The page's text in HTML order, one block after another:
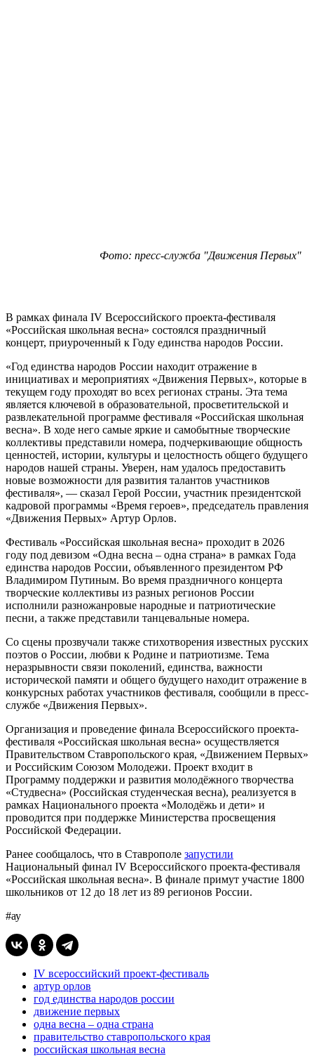
Фото: пресс-служба "Движения Первых"
В рамках финала IV Всероссийского проекта-фестиваля
«Российская школьная весна» состоялся праздничный
концерт, приуроченный к Году единства народов России.
«Год единства народов России находит отражение в
инициативах и мероприятиях «Движения Первых», которые в
текущем году проходят во всех регионах страны. Эта тема
является ключевой в образовательной, просветительской и
развлекательной программе фестиваля «Российская школьная
весна». В ходе него самые яркие и самобытные творческие
коллективы представили номера, подчеркивающие общность
ценностей, истории, культуры и целостность общего будущего
народов нашей страны. Уверен, нам удалось предоставить
новые возможности для развития талантов участников
фестиваля», — сказал Герой России, участник президентской
кадровой программы «Время героев», председатель правления
«Движения Первых» Артур Орлов.
Фестиваль «Российская школьная весна» проходит в 2026
году под девизом «Одна весна – одна страна» в рамках Года
единства народов России, объявленного президентом РФ
Владимиром Путиным. Во время праздничного концерта
творческие коллективы из разных регионов России
исполнили разножанровые народные и патриотические
песни, а также представили танцевальные номера.
Со сцены прозвучали также стихотворения известных русских
поэтов о России, любви к Родине и патриотизме. Тема
неразрывности связи поколений, единства, важности
исторической памяти и общего будущего находит отражение в
конкурсных работах участников фестиваля, сообщили в пресс-
службе «Движения Первых».
Организация и проведение финала Всероссийского проекта-
фестиваля «Российская школьная весна» осуществляется
Правительством Ставропольского края, «Движением Первых»
и Российским Союзом Молодежи. Проект входит в
Программу поддержки и развития молодёжного творчества
«Студвесна» (Российская студенческая весна), реализуется в
рамках Национального проекта «Молодёжь и дети» и
проводится при поддержке Министерства просвещения
Российской Федерации.
Ранее сообщалось, что в Ставрополе запустили
Национальный финал IV Всероссийского проекта-фестиваля
«Российская школьная весна». В финале примут участие 1800
школьников от 12 до 18 лет из 89 регионов России.
#ау
IV всероссийский проект-фестиваль
артур орлов
год единства народов россии
движение первых
одна весна – одна страна
правительство ставропольского края
российская школьная весна